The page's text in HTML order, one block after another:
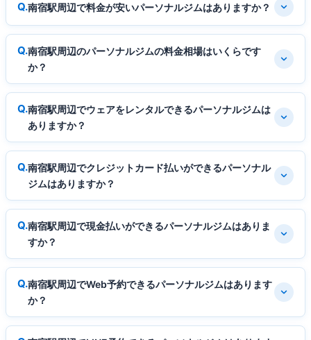
南宿駅周辺で料金が安いパーソナルジムはありますか？
南宿駅周辺のパーソナルジムの料金相場はいくらです
か？
南宿駅周辺でウェアをレンタルできるパーソナルジムは
ありますか？
南宿駅周辺でクレジットカード払いができるパーソナル
ジムはありますか？
南宿駅周辺で現金払いができるパーソナルジムはありま
すか？
南宿駅周辺でWeb予約できるパーソナルジムはあります
か？